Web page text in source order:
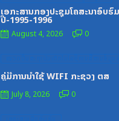
ເອກະສານກອງປະຊຸມໂຄສະນາອົບຮົ
ປີ-1995-1996
on
August 4, 2026 0
ຄູ່ມືການນຳໃຊ້ WIFI ກະຊວງ ຕສ
July 8, 2026 0